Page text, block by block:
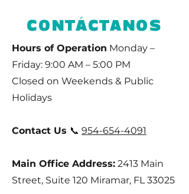
CONTÁCTANOS
Hours of Operation Monday –
Friday: 9:00 AM – 5:00 PM
Closed on Weekends & Public
Holidays
Contact Us 📞 954-654-4091
Main Office Address: 2413 Main
Street, Suite 120 Miramar, FL 33025